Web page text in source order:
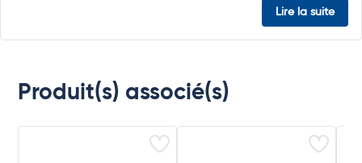
Lire la suite
Produit(s) associé(s)